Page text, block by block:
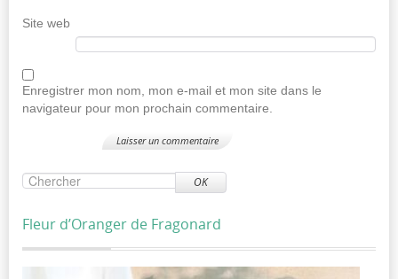
Site web
Enregistrer mon nom, mon e-mail et mon site dans le
navigateur pour mon prochain commentaire.
OK
Fleur d’Oranger de Fragonard